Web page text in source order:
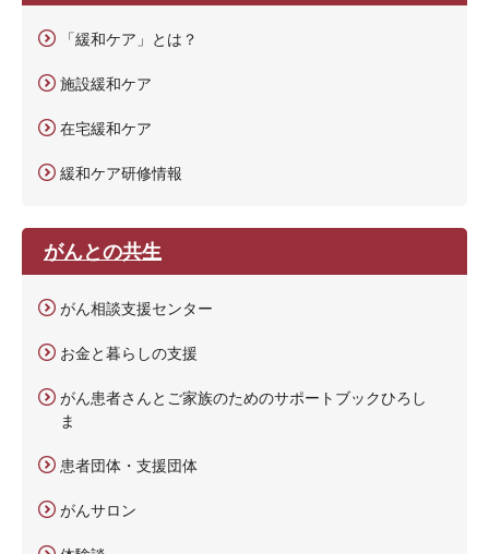
「緩和ケア」とは？
施設緩和ケア
在宅緩和ケア
緩和ケア研修情報
がんとの共生
がん相談支援センター
お金と暮らしの支援
がん患者さんとご家族のためのサポートブックひろし
ま
患者団体・支援団体
がんサロン